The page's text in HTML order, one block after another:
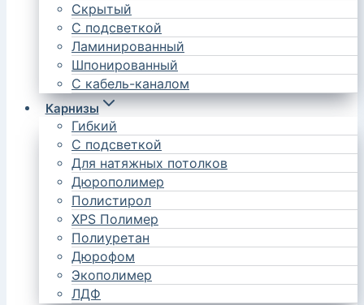
Скрытый
С подсветкой
Ламинированный
Шпонированный
С кабель-каналом
Карнизы
Гибкий
С подсветкой
Для натяжных потолков
Дюрополимер
Полистирол
XPS Полимер
Полиуретан
Дюрофом
Экополимер
ЛДФ